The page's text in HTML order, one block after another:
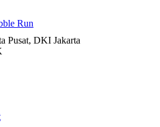
Run
Pusat, DKI Jakarta